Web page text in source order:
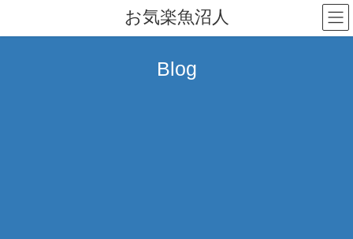
テ
ゲ
お気楽魚沼人
Blog